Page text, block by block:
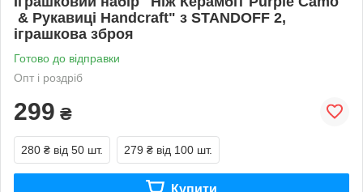
& Рукавиці Handcraft" з STANDOFF 2,
іграшкова зброя
Готово до відправки
Опт і роздріб
299 ₴
280 ₴ від 50 шт. 279 ₴ від 100 шт.
Купити